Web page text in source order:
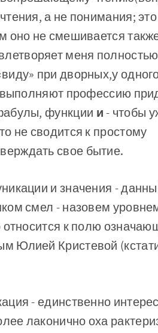
а не понимания;
оно не смешивается
меня полностью
при­ дворных,у
выполняют профессию
функции и- чтобы
не сводится к простому
свое бытие.
и значения -
смел - назо­вем
к полю
Юлией Кристевой
- единственно
лаконично оха­